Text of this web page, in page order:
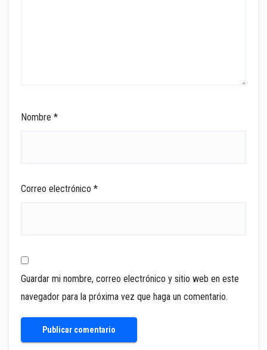
Nombre *
Correo electrónico *
Guardar mi nombre, correo electrónico y sitio web en este
navegador para la próxima vez que haga un comentario.